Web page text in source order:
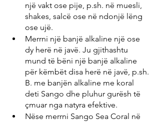
një vakt ose pije, p.sh. në muesli,
shakes, salcë ose në ndonjë lëng
ose ujë.
Merrni një banjë alkaline një ose
dy herë në javë. Ju gjithashtu
mund të bëni një banjë alkaline
për këmbët disa herë në javë, p.sh.
B. me banjën alkaline me koral
deti Sango dhe pluhur gurësh të
çmuar nga natyra efektive.
Nëse merrni Sango Sea Coral në